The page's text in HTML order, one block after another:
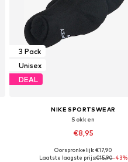
3 Pack
Unisex
DEAL
NIKE SPORTSWEAR
Sokken
€8,95
Oorspronkelijk: €17,90
Laatste laagste prijs:€15,90-43%